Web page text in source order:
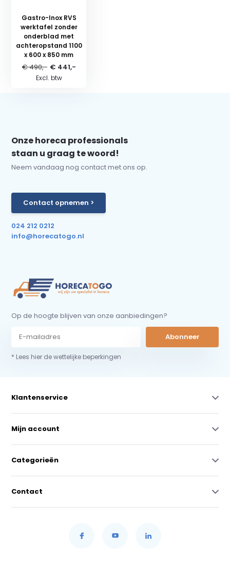
Gastro-Inox RVS
werktafel zonder
onderblad met
achteropstand 1100
x 600 x 850 mm
€ 490,- € 441,-
Excl. btw
Onze horeca professionals
staan u graag te woord!
Neem vandaag nog contact met ons op.
Contact opnemen >
024 212 0212
info@horecatogo.nl
Op de hoogte blijven van onze aanbiedingen?
Abonneer
* Lees hier de wettelijke beperkingen
Klantenservice
Mijn account
Categorieën
Contact